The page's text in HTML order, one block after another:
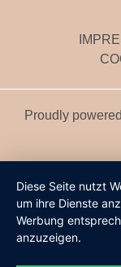
Proudly
Diese Seite nutzt
um ihre Dienste
Werbung
anzuzeigen.